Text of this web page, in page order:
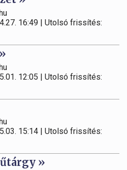
16:49 | Utolsó frissítés:
12:05 | Utolsó frissítés:
15:14 | Utolsó frissítés:
»